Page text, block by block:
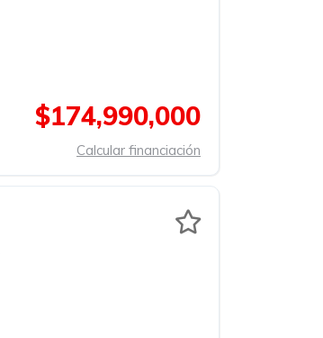
$174,990,000
Calcular financiación